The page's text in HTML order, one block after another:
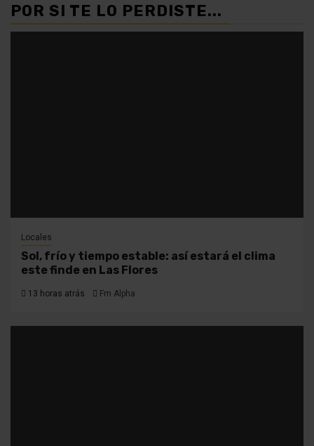
POR SI TE LO PERDISTE...
Locales
Sol, frío y tiempo estable: así estará el clima
este finde en Las Flores
13 horas atrás Fm Alpha